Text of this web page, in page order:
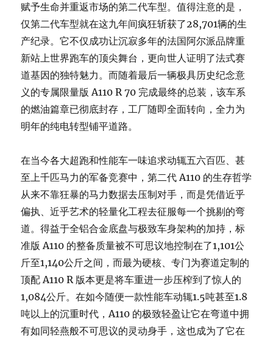
赋予生命并重返市场的第二代车型。值得注意的是，
仅第二代车型就在这九年间疯狂斩获了28,701辆的生
产纪录。它不仅成功让沉寂多年的法国阿尔派品牌重
新站上世界跑车的顶尖舞台，更向世人证明了法式赛
道基因的独特魅力。而随着最后一辆极具历史纪念意
义的专属限量版 A110 R 70 完成最终的总装，该车系
的燃油篇章已彻底封存，工厂随即全面转向，全力为
明年的纯电转型铺平道路。
在当今各大超跑和性能车一味追求动辄五六百匹、甚
至上千匹马力的军备竞赛中，第二代 A110 的生存哲学
从来不靠狂暴的马力数据去压制对手，而是凭借近乎
偏执、近乎艺术的轻量化工程去征服每一个挑剔的弯
道。得益于全铝合金底盘与极致车身架构的加持，标
准版 A110 的整备质量被不可思议地控制在了1,101公
斤至1,140公斤之间，而最为硬核、专门为赛道定制的
顶配 A110 R 版本更是将车重进一步压榨到了惊人的
1,084公斤。在如今随便一款性能车动辄1.5吨甚至1.8
吨以上的沉重时代，A110 的极致轻盈让它在弯道中拥
有如同轻燕般不可思议的灵动身手，这也成为了它在